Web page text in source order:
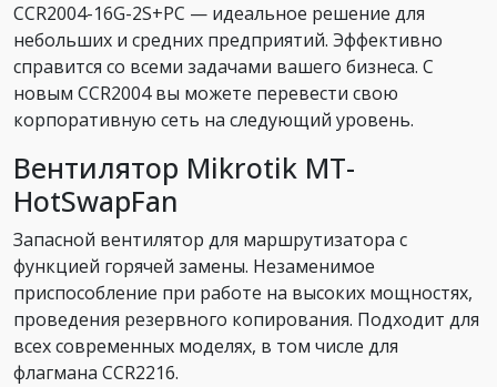
CCR2004-16G-2S+PC — идеальное решение для
небольших и средних предприятий. Эффективно
справится со всеми задачами вашего бизнеса. С
новым CCR2004 вы можете перевести свою
корпоративную сеть на следующий уровень.
Вентилятор Mikrotik MT-
HotSwapFan
Запасной вентилятор для маршрутизатора с
функцией горячей замены. Незаменимое
приспособление при работе на высоких мощностях,
проведения резервного копирования. Подходит для
всех современных моделях, в том числе для
флагмана CCR2216.